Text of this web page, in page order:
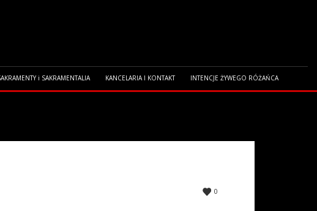
i SAKRAMENTALIA KANCELARIA I KONTAKT INTENCJE ŻYWEGO RÓŻAŃCA
0